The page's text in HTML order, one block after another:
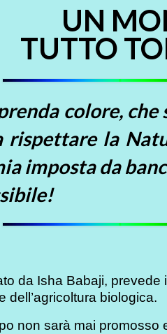
UN
TUTTO
colore,
rispettare la
imposta da
da Isha Babaji,
dell’agricoltura biologica.
non sarà mai